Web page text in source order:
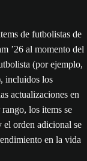
de futbolistas de
’26 al momento del
(por ejemplo,
incluidos los
actualizaciones en
los items se
orden adicional se
en la vida